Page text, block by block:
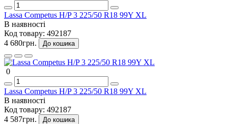
Lassa Competus H/P 3 225/50 R18 99Y XL
В наявності
Код товару: 492187
4 680грн.
До кошика
0
Lassa Competus H/P 3 225/50 R18 99Y XL
В наявності
Код товару: 492187
4 587грн.
До кошика